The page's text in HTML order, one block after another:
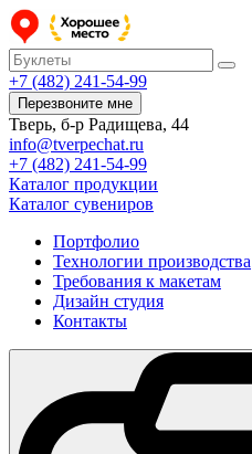
+7 (482) 241-54-99
Перезвоните мне
Тверь, б-р Радищева, 44
info@tverpechat.ru
+7 (482) 241-54-99
Каталог продукции
Каталог сувениров
Портфолио
Технологии производства
Требования к макетам
Дизайн студия
Контакты